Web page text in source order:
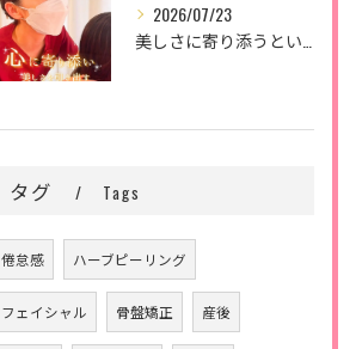
2026/07/23
美しさに寄り添うということ。
タグ Tags
倦怠感 ハーブピーリング
フェイシャル 骨盤矯正 産後